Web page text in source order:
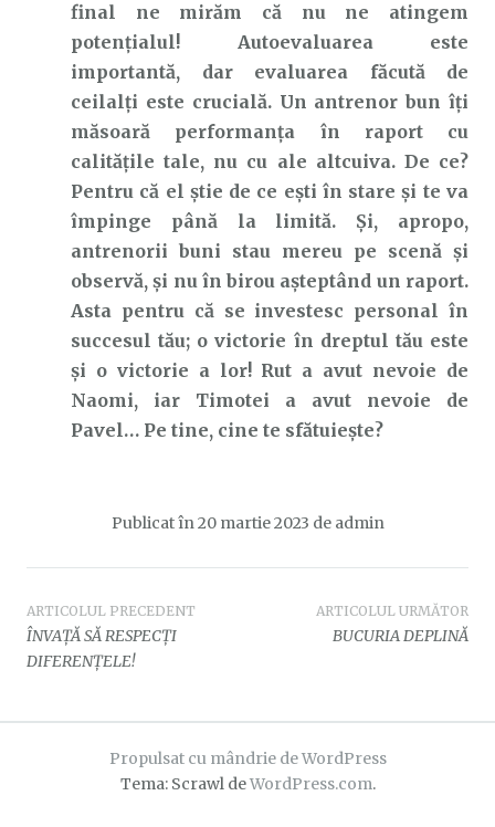
final ne mirăm că nu ne atingem
potențialul! Autoevaluarea este
importantă, dar evaluarea făcută de
ceilalți este crucială. Un antrenor bun îți
măsoară performanța în raport cu
calitățile tale, nu cu ale altcuiva. De ce?
Pentru că el știe de ce ești în stare și te va
împinge până la limită. Și, apropo,
antrenorii buni stau mereu pe scenă și
observă, și nu în birou așteptând un raport.
Asta pentru că se investesc personal în
succesul tău; o victorie în dreptul tău este
și o victorie a lor! Rut a avut nevoie de
Naomi, iar Timotei a avut nevoie de
Pavel… Pe tine, cine te sfătuiește?
Publicat în 20 martie 2023 de admin
Navigare
în
ARTICOLUL PRECEDENT
ÎNVAȚĂ SĂ RESPECȚI
DIFERENȚELE!
ARTICOLUL URMĂTOR
BUCURIA DEPLINĂ
Propulsat cu mândrie de WordPress
Tema: Scrawl deWordPress.com.